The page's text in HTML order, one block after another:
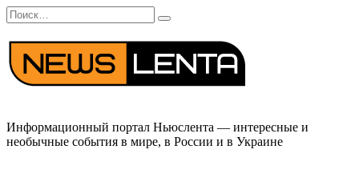
Перейти
к
содержанию
Search
for:
Информационный портал Ньюслента — интересные и
необычные события в мире, в России и в Украине